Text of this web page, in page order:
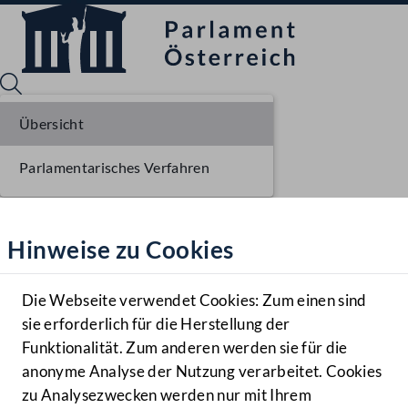
Hilfe
Benutzer
Navigationsmenü öffnen
MENÜ
Hinweise zu Cookies
Die Webseite verwendet Cookies: Zum einen sind
sie erforderlich für die Herstellung der
Funktionalität. Zum anderen werden sie für die
anonyme Analyse der Nutzung verarbeitet. Cookies
zu Analysezwecken werden nur mit Ihrem
Übersicht
Parlamentarisches Verfahren